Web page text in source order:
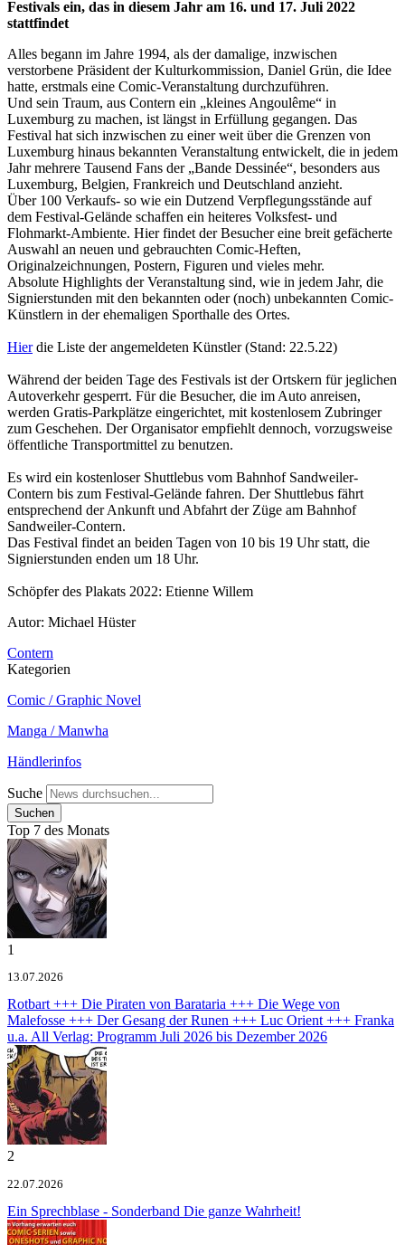
Festivals ein, das in diesem Jahr am 16. und 17. Juli 2022
stattfindet
Alles begann im Jahre 1994, als der damalige, inzwischen
verstorbene Präsident der Kulturkommission, Daniel Grün, die Idee
hatte, erstmals eine Comic-Veranstaltung durchzuführen.
Und sein Traum, aus Contern ein „kleines Angoulême“ in
Luxemburg zu machen, ist längst in Erfüllung gegangen. Das
Festival hat sich inzwischen zu einer weit über die Grenzen von
Luxemburg hinaus bekannten Veranstaltung entwickelt, die in jedem
Jahr mehrere Tausend Fans der „Bande Dessinée“, besonders aus
Luxemburg, Belgien, Frankreich und Deutschland anzieht.
Über 100 Verkaufs- so wie ein Dutzend Verpflegungsstände auf
dem Festival-Gelände schaffen ein heiteres Volksfest- und
Flohmarkt-Ambiente. Hier findet der Besucher eine breit gefächerte
Auswahl an neuen und gebrauchten Comic-Heften,
Originalzeichnungen, Postern, Figuren und vieles mehr.
Absolute Highlights der Veranstaltung sind, wie in jedem Jahr, die
Signierstunden mit den bekannten oder (noch) unbekannten Comic-
Künstlern in der ehemaligen Sporthalle des Ortes.
Hierdie Liste der angemeldeten Künstler (Stand: 22.5.22)
Während der beiden Tage des Festivals ist der Ortskern für jeglichen
Autoverkehr gesperrt. Für die Besucher, die im Auto anreisen,
werden Gratis-Parkplätze eingerichtet, mit kostenlosem Zubringer
zum Geschehen. Der Organisator empfiehlt dennoch, vorzugsweise
öffentliche Transportmittel zu benutzen.
Es wird ein kostenloser Shuttlebus vom Bahnhof Sandweiler-
Contern bis zum Festival-Gelände fahren. Der Shuttlebus fährt
entsprechend der Ankunft und Abfahrt der Züge am Bahnhof
Sandweiler-Contern.
Das Festival findet an beiden Tagen von 10 bis 19 Uhr statt, die
Signierstunden enden um 18 Uhr.
Schöpfer des Plakats 2022: Etienne Willem
Autor: Michael Hüster
Contern
Kategorien
Comic / Graphic Novel
Manga / Manwha
Händlerinfos
Suche
Top 7 des Monats
1
13.07.2026
Rotbart +++ Die Piraten von Barataria +++ Die Wege von
Malefosse +++ Der Gesang der Runen +++ Luc Orient +++ Franka
u.a. All Verlag: Programm Juli 2026 bis Dezember 2026
2
22.07.2026
Ein Sprechblase - Sonderband Die ganze Wahrheit!